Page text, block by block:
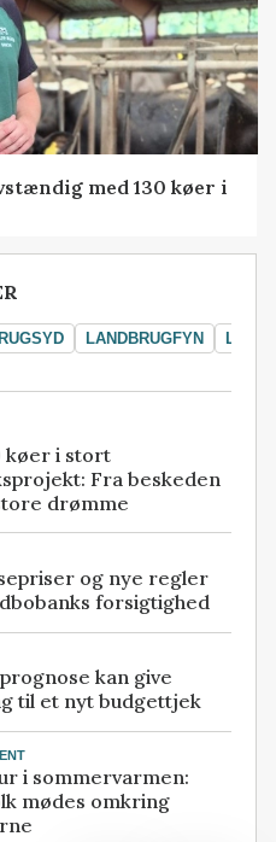
med 130 køer i
LANDBRUGFYN
køer i stort
Fra beskeden
drømme
og nye regler
forsigtighed
kan give
til et nyt budgettjek
i sommervarmen:
mødes omkring